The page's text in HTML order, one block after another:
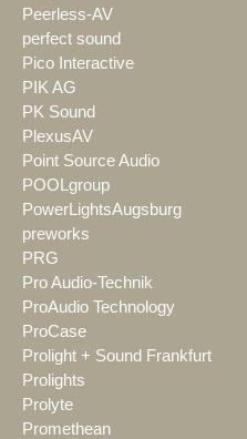
Peerless-AV
perfect sound
Pico Interactive
PIK AG
PK Sound
PlexusAV
Point Source Audio
POOLgroup
PowerLightsAugsburg
preworks
PRG
Pro Audio-Technik
ProAudio Technology
ProCase
Prolight + Sound Frankfurt
Prolights
Prolyte
Promethean